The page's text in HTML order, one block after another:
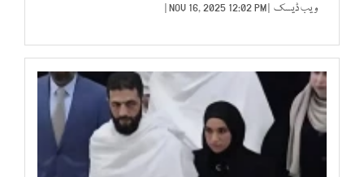
ویب ڈیسک | NOV 16, 2025 12:02 PM |